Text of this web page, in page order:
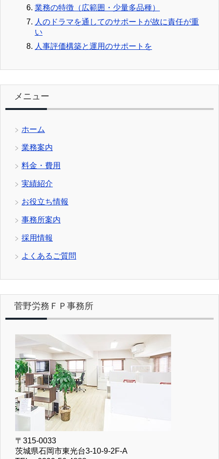
業務の特徴（広範囲・少量多品種）
人のドラマを通してのサポートが故に責任が重
い
人事評価構築と運用のサポートを
メニュー
ホーム
業務案内
料金・費用
実績紹介
お役立ち情報
事務所案内
採用情報
よくあるご質問
菅野労務ＦＰ事務所
〒315-0033
茨城県石岡市東光台3-10-9-2F-A